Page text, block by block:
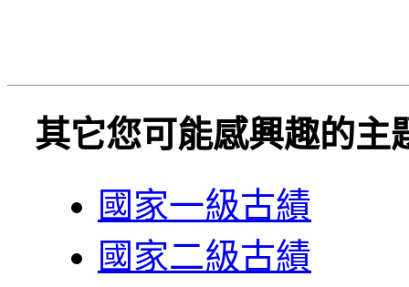
其它您可能感興趣的主
國家一級古績
國家二級古績